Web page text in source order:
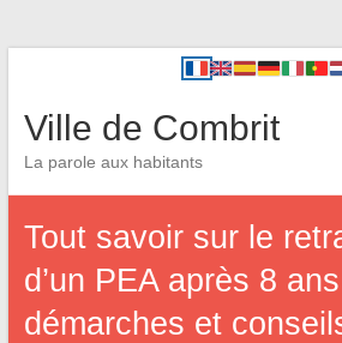
Ville de Combrit
La parole aux habitants
Tout savoir sur le
d’un PEA après 8
démarches et